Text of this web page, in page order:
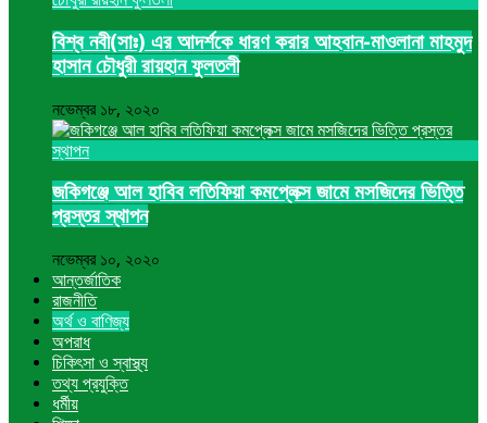
বিশ্ব নবী(সাঃ) এর আদর্শকে ধারণ করার আহবান-মাওলানা মাহমুদ
হাসান চৌধুরী রায়হান ফুলতলী
নভেম্বর ১৮, ২০২০
জকিগঞ্জে আল হাবিব লতিফিয়া কমপ্লেক্স জামে মসজিদের ভিত্তি
প্রস্তর স্থাপন
নভেম্বর ১০, ২০২০
আন্তর্জাতিক
রাজনীতি
অর্থ ও বাণিজ্য
অপরাধ
চিকিৎসা ও স্বাস্থ্য
তথ্য প্রযুক্তি
ধর্মীয়